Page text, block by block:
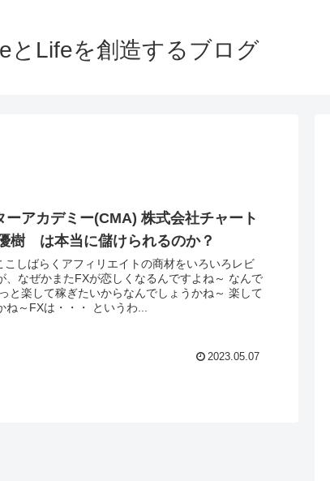
とLifeを創造するブログ
ーアカデミー(CMA) 株式会社チャート
樹 は本当に儲けられるのか？
こしばらくアフィリエイトの商材をいろいろレビ
、なぜかまたFXが恋しくなるんですよね～ なんで
と楽して稼ぎたいからなんでしょうかね～ 楽して
～FXは・・・ というわ...
2023.05.07